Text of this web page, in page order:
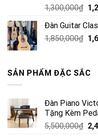
1,300,000₫
Đàn Guitar
1,850,000₫
SẢN PHẨM ĐẶC SẮC
Đàn Piano
Tặng Kèm
5,500,000₫